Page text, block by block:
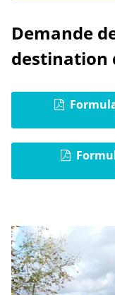
Demande
destination